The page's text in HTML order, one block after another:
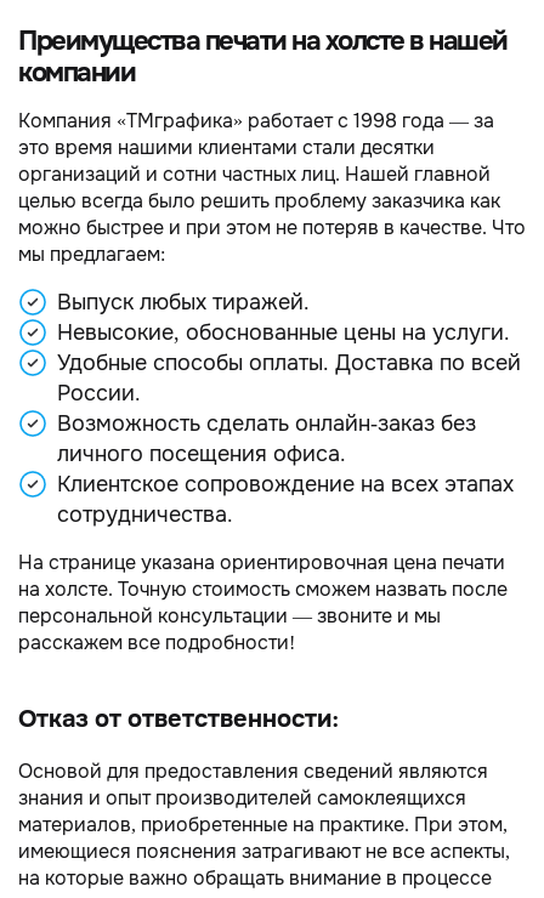
Преимущества печати на холсте в нашей
компании
Компания «ТМграфика» работает с 1998 года — за
это время нашими клиентами стали десятки
организаций и сотни частных лиц. Нашей главной
целью всегда было решить проблему заказчика как
можно быстрее и при этом не потеряв в качестве. Что
мы предлагаем:
Выпуск любых тиражей.
Невысокие, обоснованные цены на услуги.
Удобные способы оплаты. Доставка по всей
России.
Возможность сделать онлайн-заказ без
личного посещения офиса.
Клиентское сопровождение на всех этапах
сотрудничества.
На странице указана ориентировочная цена печати
на холсте. Точную стоимость сможем назвать после
персональной консультации — звоните и мы
расскажем все подробности!
Отказ от ответственности:
Основой для предоставления сведений являются
знания и опыт производителей самоклеящихся
материалов, приобретенные на практике. При этом,
имеющиеся пояснения затрагивают не все аспекты,
на которые важно обращать внимание в процессе